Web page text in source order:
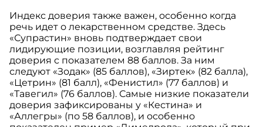
Индекс доверия также важен, особенно когда
речь идет о лекарственном средстве. Здесь
«Супрастин» вновь подтверждает свои
лидирующие позиции, возглавляя рейтинг
доверия с показателем 88 баллов. За ним
следуют «Зодак» (85 баллов), «Зиртек» (82 балла),
«Цетрин» (81 балл), «Фенистил» (77 баллов) и
«Тавегил» (76 баллов). Самые низкие показатели
доверия зафиксированы у «Кестина» и
«Аллегры» (по 58 баллов), и особенно